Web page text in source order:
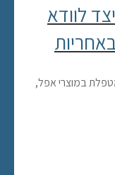
לוודא
במוצרי אפל,